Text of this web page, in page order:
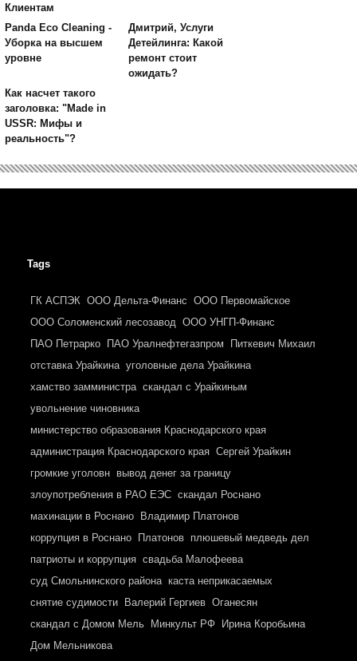
Клиентам
Panda Eco Cleaning -
Уборка на высшем
уровне
Дмитрий, Услуги
Детейлинга: Какой
ремонт стоит
ожидать?
Как насчет такого
заголовка: "Made in
USSR: Мифы и
реальность"?
Tags
ГК АСПЭК ООО Дельта-Финанс ООО Первомайское
ООО Соломенский лесозавод ООО УНГП-Финанс
ПАО Петрарко
ПАО Уралнефтегазпром
Питкевич Михаил
отставка Урайкина уголовные дела Урайкина
хамство замминистра скандал с Урайкиным
увольнение чиновника
министерство образования Краснодарского края
администрация Краснодарского края Сергей Урайкин
громкие уголовн
вывод денег за границу
злоупотребления в РАО ЕЭС скандал Роснано
махинации в Роснано
Владимир Платонов
коррупция в Роснано
Платонов
плюшевый медведь дел
патриоты и коррупция свадьба Малофеева
суд Смольнинского района каста неприкасаемых
снятие судимости
Валерий Гергиев Оганесян
скандал с Домом Мель
Минкульт РФ
Ирина Коробьина
Дом Мельникова